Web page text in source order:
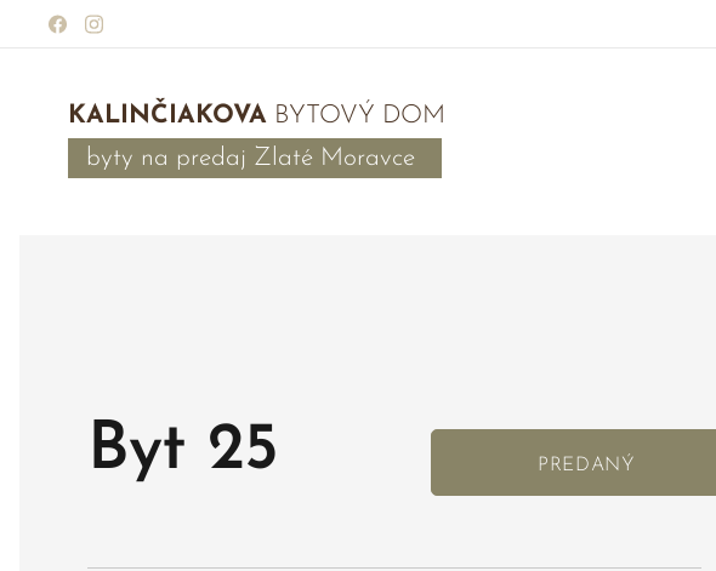
KALINČIAKOVA BYTOVÝ DOM
byty na predaj Zlaté Moravce
Byt 25 PREDANÝ